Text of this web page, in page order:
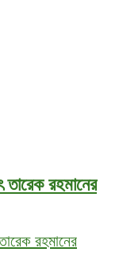
তারেক রহমানের